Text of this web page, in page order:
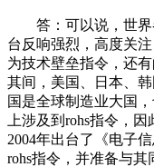
答：可以说，世界
台反响强烈，高度关
为技术壁垒指令，还
其间，美国、日本、
国是全球制造业大国
上涉及到rohs指令，
2004年出台了《电子
rohs指令，并准备与